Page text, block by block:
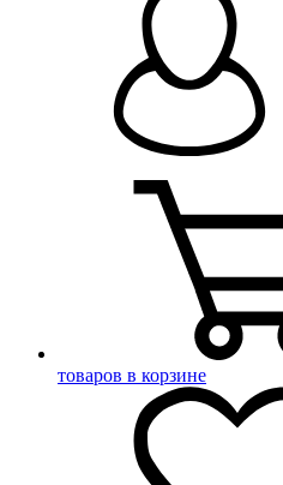
товаров в корзине